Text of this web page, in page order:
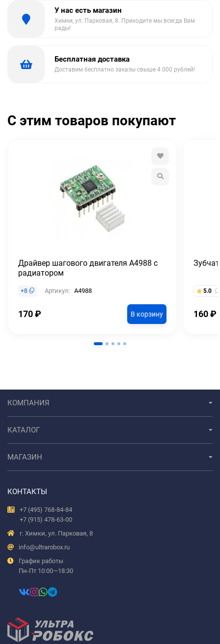
У нас есть магазин
Химки, ул. Парковая, 8. Приходите мы всегда Вам
рады!
Бесплатная доставка
Доставим бесплатно заказы свыше 4 000 рублей!
С этим товаров покупают
Драйвер шагового двигателя A4988 с
радиатором
+8 Артикул: A4988
170₽ В корзину
5.0
160₽
КОМПАНИЯ
КАТАЛОГ
МАГАЗИН
КОНТАКТЫ
+7 (495) 768-84-84
+7 (915) 478-63-00
г. Химки, ул. Парковая, 8
info@ultrarobox.ru
График работы
Пн-Пт 10:00—18:30